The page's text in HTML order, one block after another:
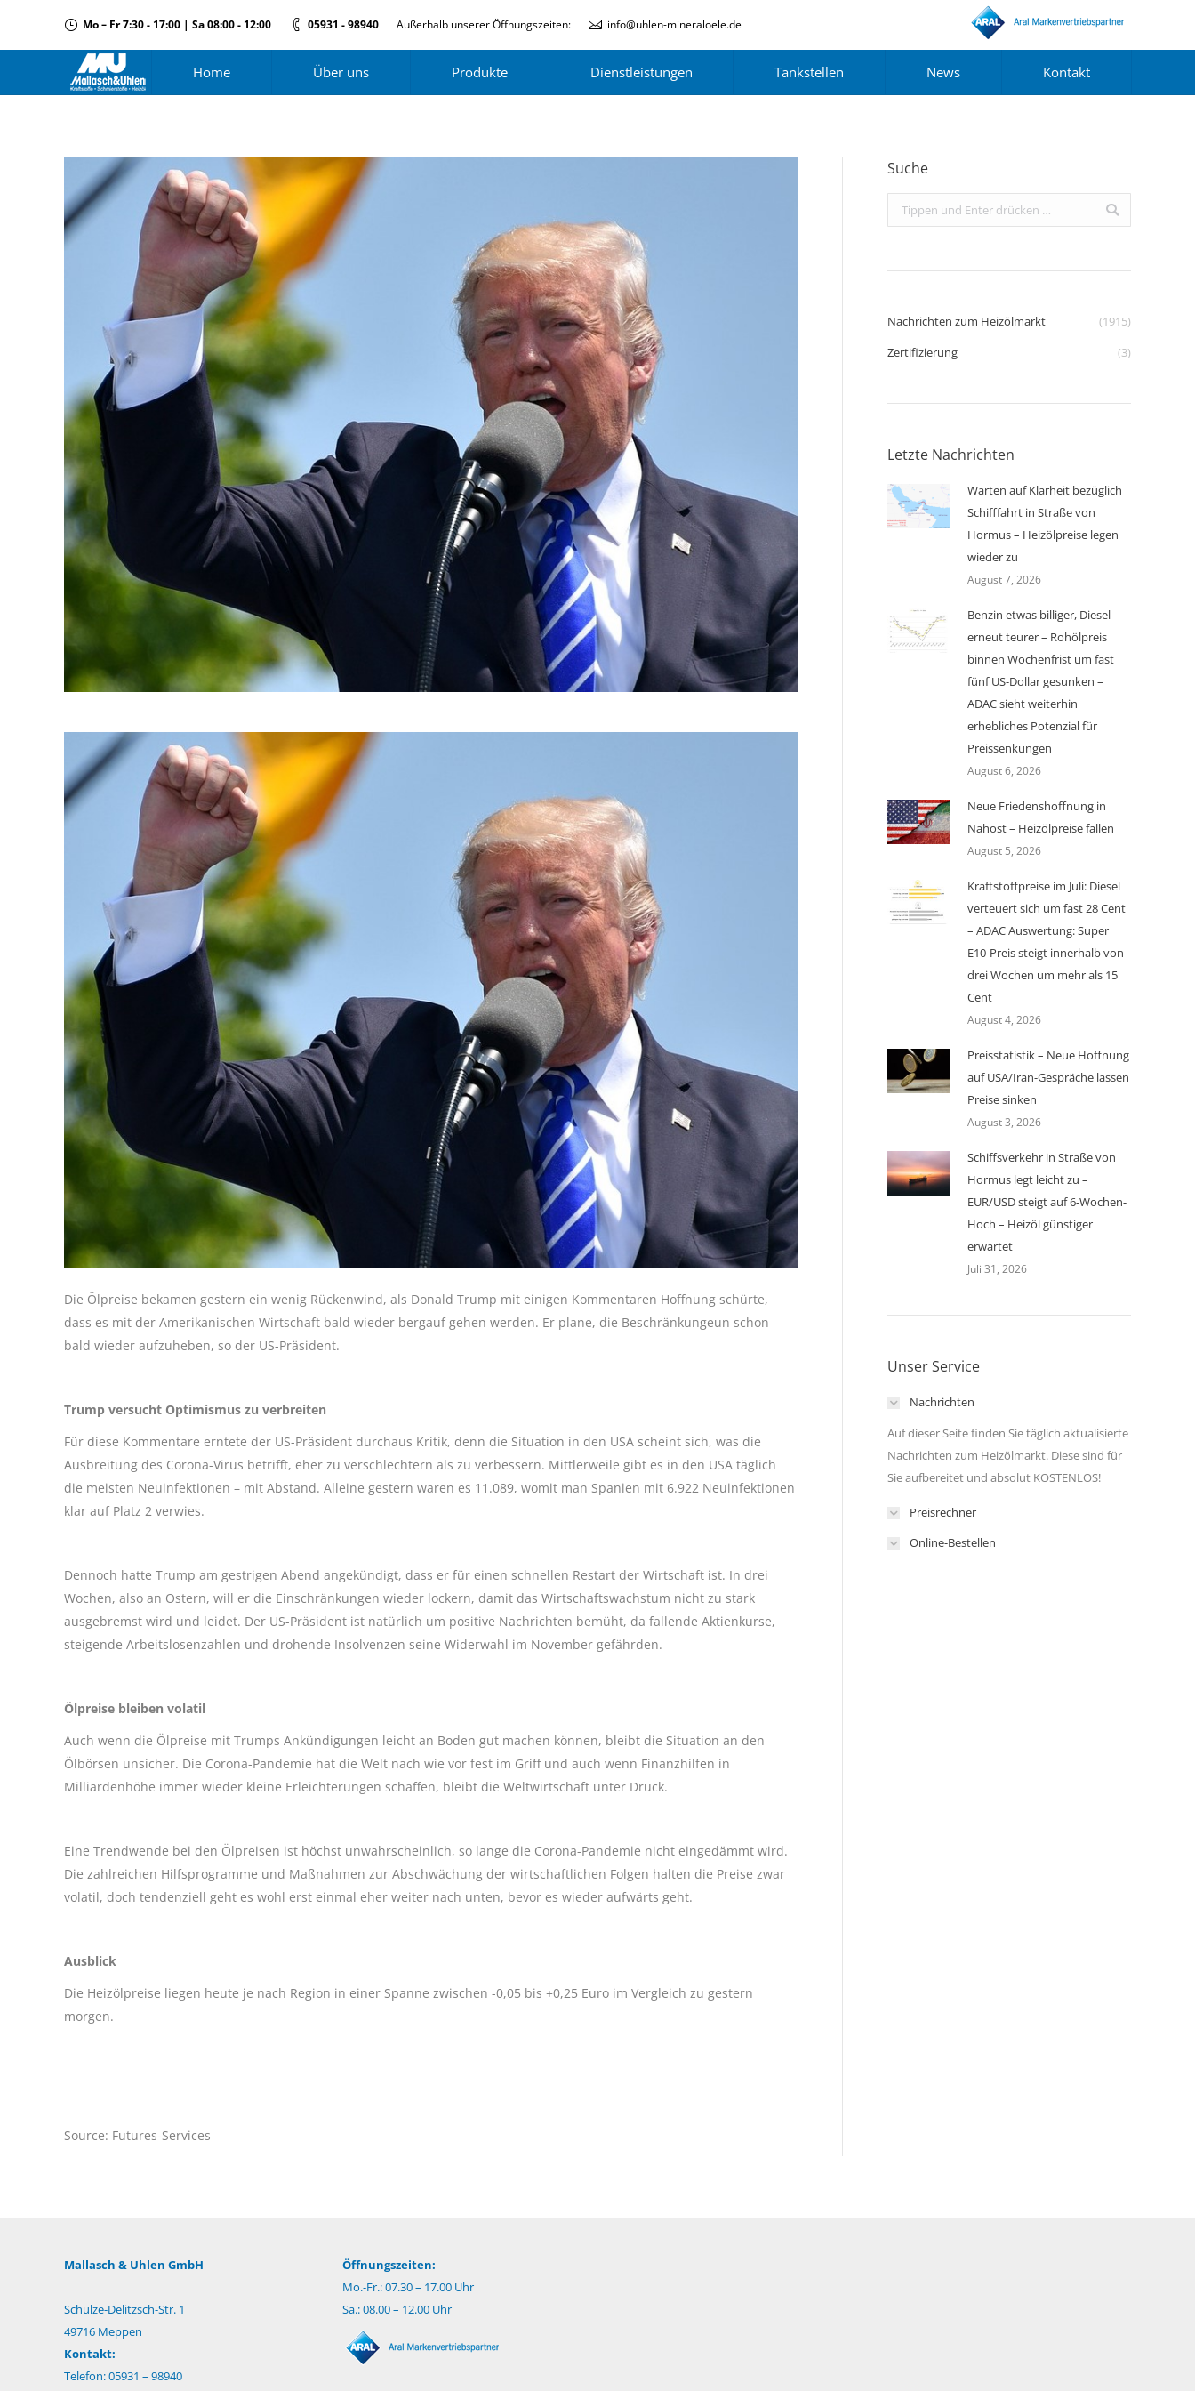
Mo – Fr 7:30 - 17:00 | Sa 08:00 - 12:00 05931 - 98940 Außerhalb unserer Öffnungszeiten: info@uhlen-mineraloele.de
Home Über uns Produkte Dienstleistungen Tankstellen News Kontakt
Die Ölpreise bekamen gestern ein wenig Rückenwind, als Donald Trump mit einigen Kommentaren Hoffnung schürte,
dass es mit der Amerikanischen Wirtschaft bald wieder bergauf gehen werden. Er plane, die Beschränkungeun schon
bald wieder aufzuheben, so der US-Präsident.
Trump versucht Optimismus zu verbreiten
Für diese Kommentare erntete der US-Präsident durchaus Kritik, denn die Situation in den USA scheint sich, was die
Ausbreitung des Corona-Virus betrifft, eher zu verschlechtern als zu verbessern. Mittlerweile gibt es in den USA täglich
die meisten Neuinfektionen – mit Abstand. Alleine gestern waren es 11.089, womit man Spanien mit 6.922 Neuinfektionen
klar auf Platz 2 verwies.
Dennoch hatte Trump am gestrigen Abend angekündigt, dass er für einen schnellen Restart der Wirtschaft ist. In drei
Wochen, also an Ostern, will er die Einschränkungen wieder lockern, damit das Wirtschaftswachstum nicht zu stark
ausgebremst wird und leidet. Der US-Präsident ist natürlich um positive Nachrichten bemüht, da fallende Aktienkurse,
steigende Arbeitslosenzahlen und drohende Insolvenzen seine Widerwahl im November gefährden.
Ölpreise bleiben volatil
Auch wenn die Ölpreise mit Trumps Ankündigungen leicht an Boden gut machen können, bleibt die Situation an den
Ölbörsen unsicher. Die Corona-Pandemie hat die Welt nach wie vor fest im Griff und auch wenn Finanzhilfen in
Milliardenhöhe immer wieder kleine Erleichterungen schaffen, bleibt die Weltwirtschaft unter Druck.
Eine Trendwende bei den Ölpreisen ist höchst unwahrscheinlich, so lange die Corona-Pandemie nicht eingedämmt wird.
Die zahlreichen Hilfsprogramme und Maßnahmen zur Abschwächung der wirtschaftlichen Folgen halten die Preise zwar
volatil, doch tendenziell geht es wohl erst einmal eher weiter nach unten, bevor es wieder aufwärts geht.
Ausblick
Die Heizölpreise liegen heute je nach Region in einer Spanne zwischen -0,05 bis +0,25 Euro im Vergleich zu gestern
morgen.
Source: Futures-Services
Suche
Search:
Nachrichten zum Heizölmarkt
(1915)
Zertifizierung
(3)
Letzte Nachrichten
Warten auf Klarheit bezüglich
Schifffahrt in Straße von
Hormus – Heizölpreise legen
wieder zu
August 7, 2026
Benzin etwas billiger, Diesel
erneut teurer – Rohölpreis
binnen Wochenfrist um fast
fünf US-Dollar gesunken –
ADAC sieht weiterhin
erhebliches Potenzial für
Preissenkungen
August 6, 2026
Neue Friedenshoffnung in
Nahost – Heizölpreise fallen
August 5, 2026
Kraftstoffpreise im Juli: Diesel
verteuert sich um fast 28 Cent
– ADAC Auswertung: Super
E10-Preis steigt innerhalb von
drei Wochen um mehr als 15
Cent
August 4, 2026
Preisstatistik – Neue Hoffnung
auf USA/Iran-Gespräche lassen
Preise sinken
August 3, 2026
Schiffsverkehr in Straße von
Hormus legt leicht zu –
EUR/USD steigt auf 6-Wochen-
Hoch – Heizöl günstiger
erwartet
Juli 31, 2026
Unser Service
Nachrichten
Auf dieser Seite finden Sie täglich aktualisierte
Nachrichten zum Heizölmarkt. Diese sind für
Sie aufbereitet und absolut KOSTENLOS!
Preisrechner
Online-Bestellen
Mallasch & Uhlen GmbH
Schulze-Delitzsch-Str. 1
49716 Meppen
Kontakt:
Telefon: 05931 – 98940
Öffnungszeiten:
Mo.-Fr.: 07.30 – 17.00 Uhr
Sa.: 08.00 – 12.00 Uhr